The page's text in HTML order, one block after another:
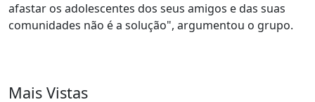
afastar os adolescentes dos seus amigos e das suas
comunidades não é a solução", argumentou o grupo.
Mais Vistas